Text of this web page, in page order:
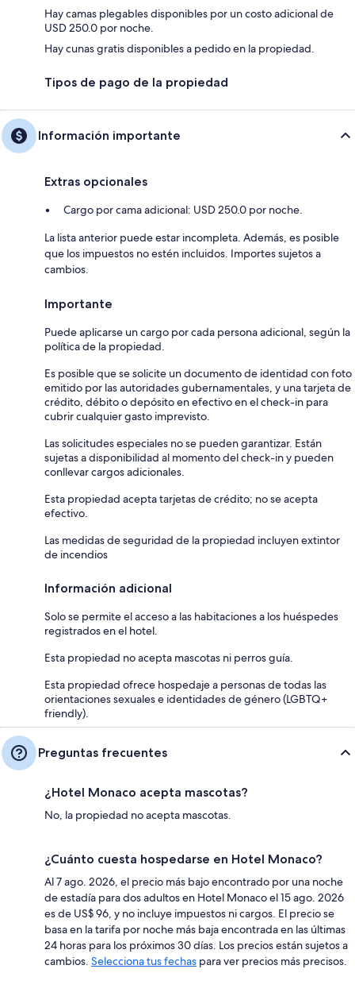
Hay camas plegables disponibles por un costo adicional de
USD 250.0 por noche.
Hay cunas gratis disponibles a pedido en la propiedad.
Tipos de pago de la propiedad
Información importante
Extras opcionales
Cargo por cama adicional: USD 250.0 por noche.
La lista anterior puede estar incompleta. Además, es posible
que los impuestos no estén incluidos. Importes sujetos a
cambios.
Importante
Puede aplicarse un cargo por cada persona adicional, según la
política de la propiedad.
Es posible que se solicite un documento de identidad con foto
emitido por las autoridades gubernamentales, y una tarjeta de
crédito, débito o depósito en efectivo en el check-in para
cubrir cualquier gasto imprevisto.
Las solicitudes especiales no se pueden garantizar. Están
sujetas a disponibilidad al momento del check-in y pueden
conllevar cargos adicionales.
Esta propiedad acepta tarjetas de crédito; no se acepta
efectivo.
Las medidas de seguridad de la propiedad incluyen extintor
de incendios
Información adicional
Solo se permite el acceso a las habitaciones a los huéspedes
registrados en el hotel.
Esta propiedad no acepta mascotas ni perros guía.
Esta propiedad ofrece hospedaje a personas de todas las
orientaciones sexuales e identidades de género (LGBTQ+
friendly).
Preguntas frecuentes
¿Hotel Monaco acepta mascotas?
No, la propiedad no acepta mascotas.
¿Cuánto cuesta hospedarse en Hotel Monaco?
Al 7 ago. 2026, el precio más bajo encontrado por una noche
de estadía para dos adultos en Hotel Monaco el 15 ago. 2026
es de US$ 96, y no incluye impuestos ni cargos. El precio se
basa en la tarifa por noche más baja encontrada en las últimas
24 horas para los próximos 30 días. Los precios están sujetos a
cambios. Selecciona tus fechas para ver precios más precisos.